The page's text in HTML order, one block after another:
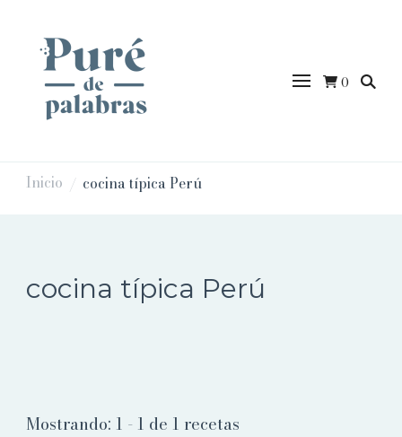
puredepalabras 0
Inicio / cocina típica Perú
cocina típica Perú
Mostrando: 1 - 1 de 1 recetas